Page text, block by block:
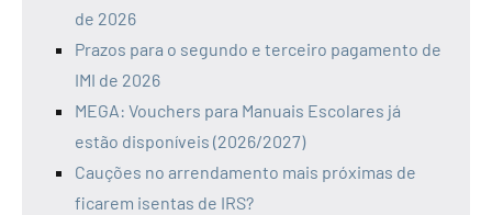
de 2026
Prazos para o segundo e terceiro pagamento de
IMI de 2026
MEGA: Vouchers para Manuais Escolares já
estão disponíveis (2026/2027)
Cauções no arrendamento mais próximas de
ficarem isentas de IRS?